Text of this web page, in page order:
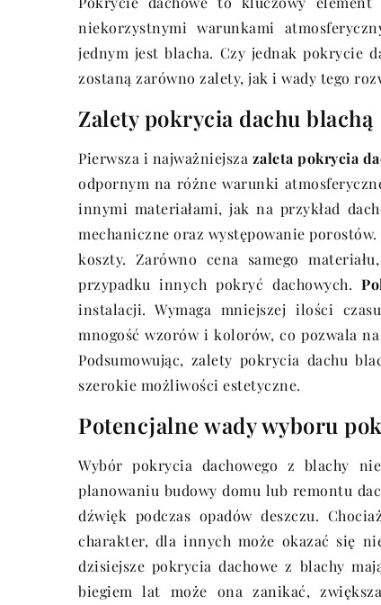
niekorzystnymi warunkami
jednym jest blacha. Czy jednak pokrycie
zostaną zarówno zalety, jak i wady tego
Zalety pokrycia dachu blachą
Pierwsza i najważniejsza zaleta pokrycia
odpornym na różne warunki
innymi materiałami, jak na przykład
mechaniczne oraz występowanie
koszty. Zarówno cena samego
przypadku innych pokryć dachowych.
instalacji. Wymaga mniejszej ilości
mnogość wzorów i kolorów, co pozwala
Podsumowując, zalety pokrycia dachu
szerokie możliwości estetyczne.
Potencjalne wady wyboru
Wybór pokrycia dachowego z blachy
planowaniu budowy domu lub remontu
dźwięk podczas opadów deszczu.
charakter, dla innych może okazać się
dzisiejsze pokrycia dachowe z blachy
biegiem lat może ona zanikać,